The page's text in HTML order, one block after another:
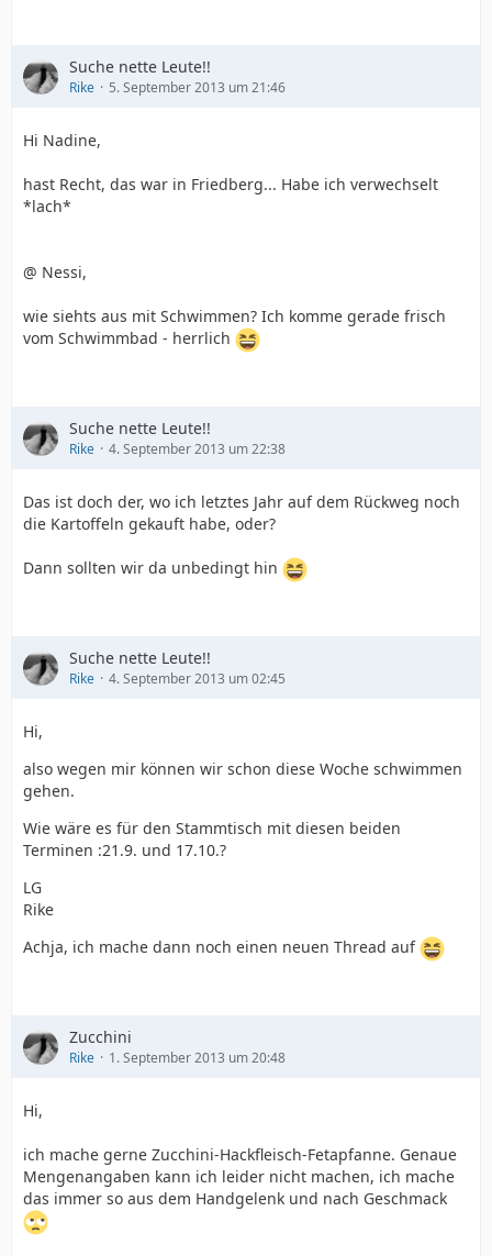
Suche nette Leute!!
Rike 5. September 2013 um 21:46
Hi Nadine,
hast Recht, das war in Friedberg... Habe ich verwechselt
*lach*
@ Nessi,
wie siehts aus mit Schwimmen? Ich komme gerade frisch
vom Schwimmbad - herrlich
Suche nette Leute!!
Rike 4. September 2013 um 22:38
Das ist doch der, wo ich letztes Jahr auf dem Rückweg noch
die Kartoffeln gekauft habe, oder?
Dann sollten wir da unbedingt hin
Suche nette Leute!!
Rike 4. September 2013 um 02:45
Hi,
also wegen mir können wir schon diese Woche schwimmen
gehen.
Wie wäre es für den Stammtisch mit diesen beiden
Terminen :21.9. und 17.10.?
LG
Rike
Achja, ich mache dann noch einen neuen Thread auf
Zucchini
Rike 1. September 2013 um 20:48
Hi,
ich mache gerne Zucchini-Hackfleisch-Fetapfanne. Genaue
Mengenangaben kann ich leider nicht machen, ich mache
das immer so aus dem Handgelenk und nach Geschmack